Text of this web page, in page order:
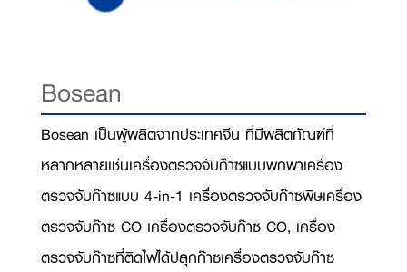
Bosean
Bosean เป็นผู้ผลิตจากประเทศจีน ที่มีผลิตภัณฑ์ที่
หลากหลายเช่นเครื่องตรวจจับก๊าซแบบพกพาเครื่อง
ตรวจจับก๊าซแบบ 4-in-1 เครื่องตรวจจับก๊าซพิษเครื่อง
ตรวจจับก๊าซ CO เครื่องตรวจจับก๊าซ CO, เครื่อง
ตรวจจับก๊าซที่ติดไฟได้ปลุกก๊าซเครื่องตรวจจับก๊าซ